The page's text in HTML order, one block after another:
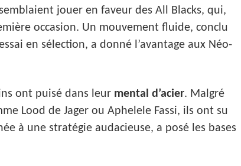
jouer en faveur des All Blacks, qui,
occasion. Un mouvement fluide, conclu
en sélection, a donné l’avantage aux Néo-
ont puisé dans leur mental d’acier. Malgré
Lood de Jager ou Aphelele Fassi, ils ont su
à une stratégie audacieuse, a posé les bases